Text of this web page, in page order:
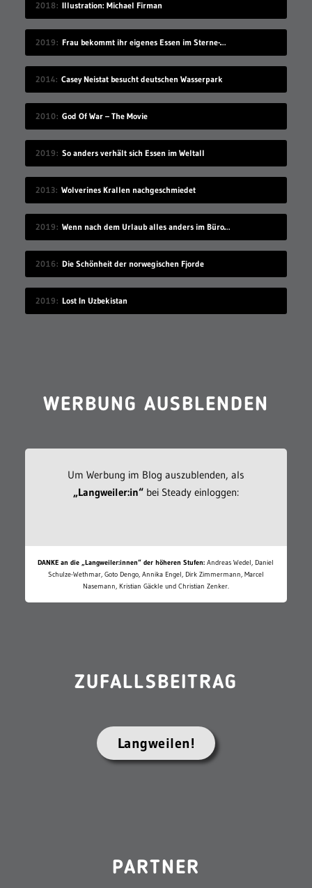
2018 Illustration: Michael Firman
2019 Frau bekommt ihr eigenes Essen im Sterne-Restaurant serviert
2014 Casey Neistat besucht deutschen Wasserpark
2010 God Of War – The Movie
2019 So anders verhält sich Essen im Weltall
2013 Wolverines Krallen nachgeschmiedet
2019 Wenn nach dem Urlaub alles anders im Büro ist
2016 Die Schönheit der norwegischen Fjorde
2019 Lost In Uzbekistan
WERBUNG AUSBLENDEN
Um Werbung im Blog auszublenden, als
„Langweiler:in“bei Steady einloggen:
DANKE an die „Langweiler:innen“ der höheren Stufen: Andreas Wedel, Daniel
Schulze-Wethmar, Goto Dengo, Annika Engel, Dirk Zimmermann, Marcel
Nasemann, Kristian Gäckle und Christian Zenker.
ZUFALLSBEITRAG
Langweilen!
PARTNER